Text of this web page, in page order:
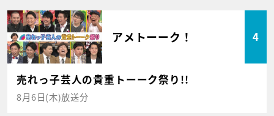
アメトーーク！ 4
売れっ子芸人の貴重トーーク祭り!!
8月6日(木)放送分